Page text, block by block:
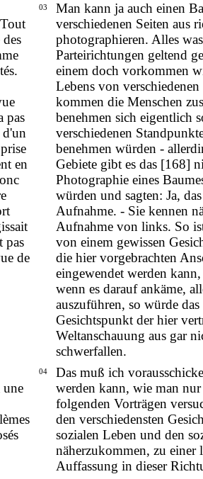
pas
d'un
en
pas
de
03
Man kann ja auch einen
verschiedenen Seiten aus
photographieren. Alles
Parteirichtungen geltend
einem doch vorkommen
Lebens von
kommen die Menschen
benehmen sich eigentlich
verschiedenen
benehmen würden -
Gebiete gibt es das [168]
Photographie eines
würden und sagten: Ja,
Aufnahme. - Sie kennen
Aufnahme von links. So
von einem gewissen
die hier vorgebrachten
eingewendet werden
wenn es darauf ankäme,
auszuführen, so würde
Gesichtspunkt der hier
Weltanschauung aus gar
schwerfallen.
une
04
Das muß ich
werden kann, wie man
folgenden Vorträgen
den verschiedensten
sozialen Leben und den
näherzukommen, zu einer
Auffassung in dieser